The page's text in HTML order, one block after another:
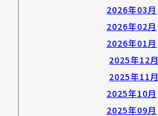
2026年03月
2026年02月
2026年01月
2025年12月
2025年11月
2025年10月
2025年09月